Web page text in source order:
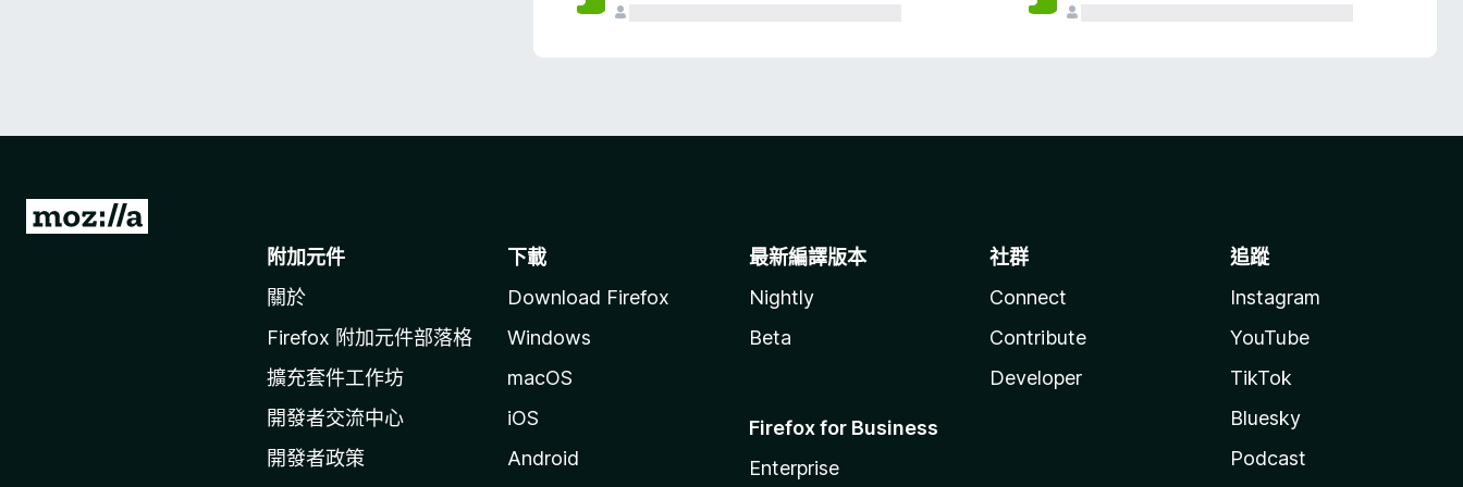
前
附加元件
關於
Firefox 附加元件部落格
擴充套件工作坊
開發者交流中心
開發者政策
下載
Download Firefox
Windows
macOS
iOS
Android
最新編譯版本
Nightly
Beta
Firefox for Business
Enterprise
社群
Connect
Contribute
Developer
追蹤
Instagram
YouTube
TikTok
Bluesky
Podcast